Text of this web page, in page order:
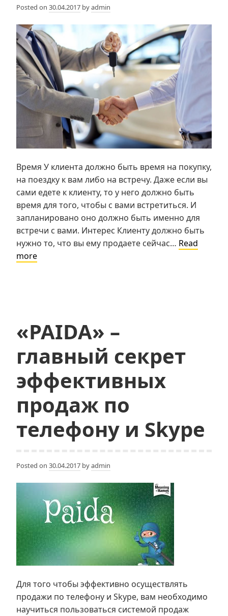
Posted on 30.04.2017 byadmin
Время У клиента должно быть время на покупку,
на поездку к вам либо на встречу. Даже если вы
сами едете к клиенту, то у него должно быть
время для того, чтобы с вами встретиться. И
запланировано оно должно быть именно для
встречи с вами. Интерес Клиенту должно быть
нужно то, что вы ему продаете сейчас… Read
moreКакие
должны
чтобы
покупка
состоялась
«PAIDA» –
главный секрет
эффективных
продаж по
телефону и Skype
Posted on 30.04.2017 byadmin
Для того чтобы эффективно осуществлять
продажи по телефону и Skype, вам необходимо
научиться пользоваться системой продаж